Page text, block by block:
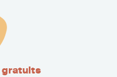
gratuits